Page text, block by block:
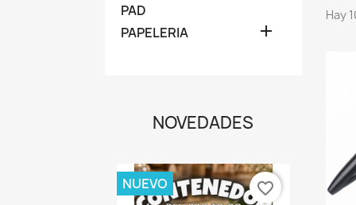
PAD
PAPELERIA

NOVEDADES
NUEVO favorite_border
Hay